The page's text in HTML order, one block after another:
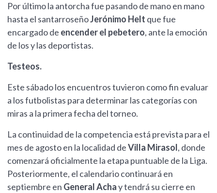
Por último la antorcha fue pasando de mano en mano
hasta el santarroseñoJerónimo Helt que fue
encargado de encender el pebetero, ante la emoción
de los y las deportistas.
Testeos.
Este sábado los encuentros tuvieron como fin evaluar
a los futbolistas para determinar las categorías con
miras a la primera fecha del torneo.
La continuidad de la competencia está prevista para el
mes de agosto en la localidad deVilla Mirasol, donde
comenzará oficialmente la etapa puntuable de la Liga.
Posteriormente, el calendario continuará en
septiembre en General Achay tendrá su cierre en